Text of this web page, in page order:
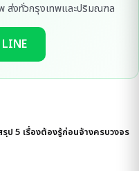
ส่งทั่วกรุงเทพและปริมณฑล
ป 5 เรื่องต้องรู้ก่อนจ้างครบวงจร